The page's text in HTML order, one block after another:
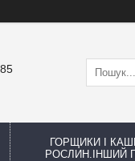
ГОРЩИКИ І
РОСЛИН.ІНШИЙ